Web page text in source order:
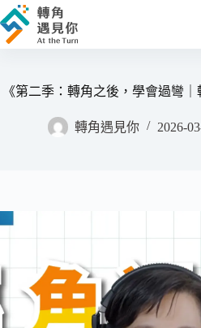
跳
至
內《第二季：轉角之後，學會過彎｜
轉角遇見你 2026-